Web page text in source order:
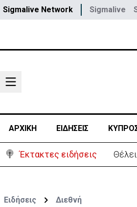
Sigmalive Network Sigmalive
ΑΡΧΙΚΗ ΕΙΔΗΣΕΙΣ
Έκτακτες ειδήσεις
Ειδήσεις Διεθνή